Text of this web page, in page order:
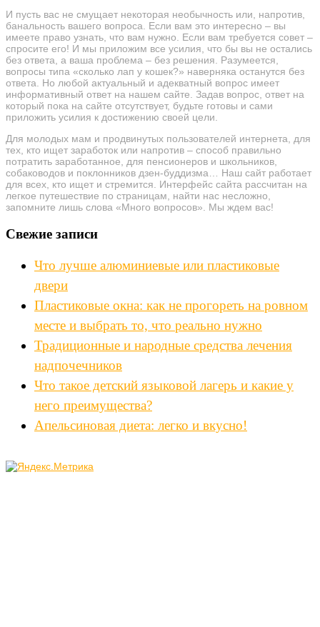
И пусть вас не смущает некоторая необычность или, напротив,
банальность вашего вопроса. Если вам это интересно – вы
имеете право узнать, что вам нужно. Если вам требуется совет –
спросите его! И мы приложим все усилия, что бы вы не остались
без ответа, а ваша проблема – без решения. Разумеется,
вопросы типа «сколько лап у кошек?» наверняка останутся без
ответа. Но любой актуальный и адекватный вопрос имеет
информативный ответ на нашем сайте. Задав вопрос, ответ на
который пока на сайте отсутствует, будьте готовы и сами
приложить усилия к достижению своей цели.
Для молодых мам и продвинутых пользователей интернета, для
тех, кто ищет заработок или напротив – способ правильно
потратить заработанное, для пенсионеров и школьников,
собаководов и поклонников дзен-буддизма… Наш сайт работает
для всех, кто ищет и стремится. Интерфейс сайта рассчитан на
легкое путешествие по страницам, найти нас несложно,
запомните лишь слова «Много вопросов». Мы ждем вас!
Свежие записи
Что лучше алюминиевые или пластиковые
двери
Пластиковые окна: как не прогореть на ровном
месте и выбрать то, что реально нужно
Традиционные и народные средства лечения
надпочечников
Что такое детский языковой лагерь и какие у
него преимущества?
Апельсиновая диета: легко и вкусно!